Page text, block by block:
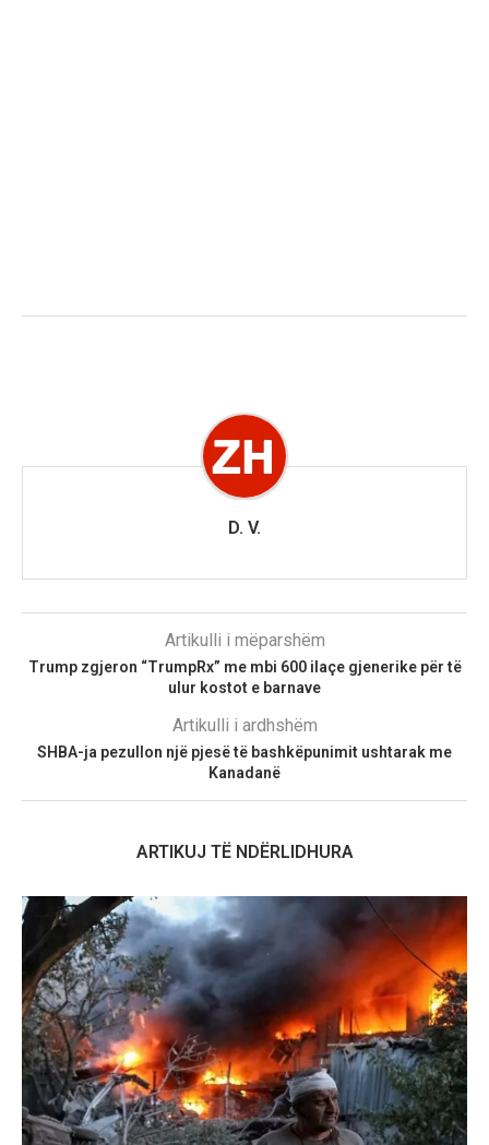
D. V.
Artikulli i mëparshëm
Trump zgjeron “TrumpRx” me mbi 600 ilaçe gjenerike për të
ulur kostot e barnave
Artikulli i ardhshëm
SHBA-ja pezullon një pjesë të bashkëpunimit ushtarak me
Kanadanë
ARTIKUJ TË NDËRLIDHURA